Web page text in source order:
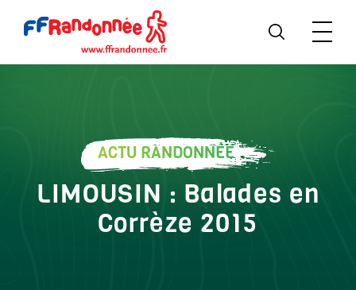
ACTU RANDONNÉE
LIMOUSIN : Balades en
Corrèze 2015